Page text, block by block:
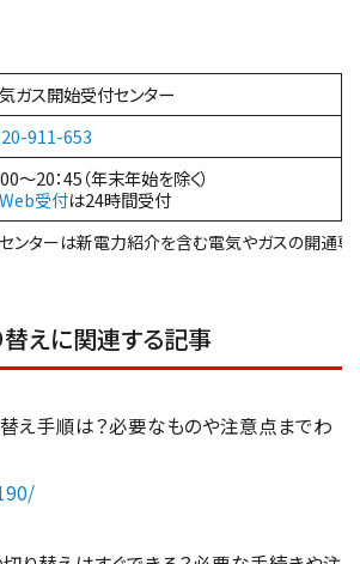
ガス開始受付センター
911-653
～20：45（年末年始を除く）
Web受付は24時間受付
ターは新電力紹介を含む電気やガスの開通専
えに関連する記事
え手順は？必要なものや注意点までわ